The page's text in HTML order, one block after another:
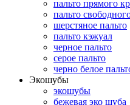
пальто прямого
пальто
шерстяное пальто
пальто кэжуал
черное пальто
серое пальто
черно белое
Экошубы
экошубы
бежевая эко шуба